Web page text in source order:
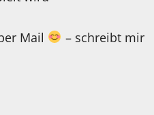
Mail
– schreibt mir